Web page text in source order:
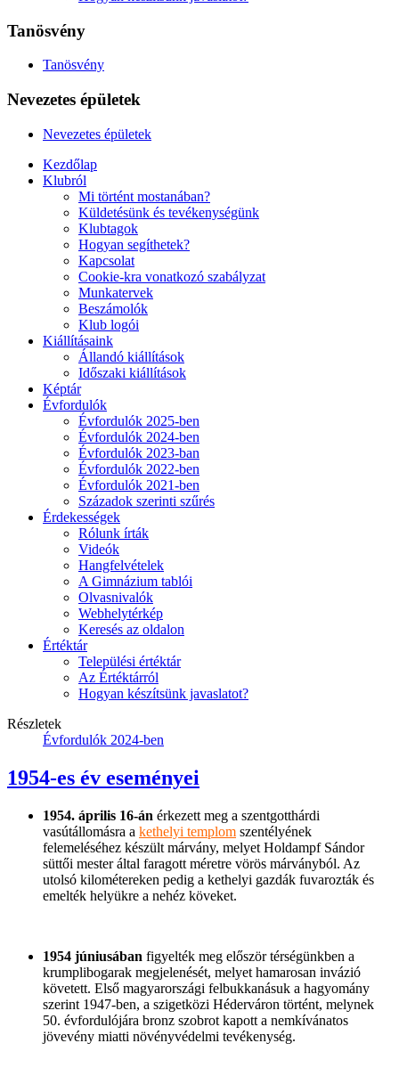
Tanösvény
Tanösvény
Nevezetes épületek
Nevezetes épületek
Kezdőlap
Klubról
Mi történt mostanában?
Küldetésünk és tevékenységünk
Klubtagok
Hogyan segíthetek?
Kapcsolat
Cookie-kra vonatkozó szabályzat
Munkatervek
Beszámolók
Klub logói
Kiállításaink
Állandó kiállítások
Időszaki kiállítások
Képtár
Évfordulók
Évfordulók 2025-ben
Évfordulók 2024-ben
Évfordulók 2023-ban
Évfordulók 2022-ben
Évfordulók 2021-ben
Századok szerinti szűrés
Érdekességek
Rólunk írták
Videók
Hangfelvételek
A Gimnázium tablói
Olvasnivalók
Webhelytérkép
Keresés az oldalon
Értéktár
Települési értéktár
Az Értéktárról
Hogyan készítsünk javaslatot?
Részletek
Évfordulók 2024-ben
1954-es év eseményei
1954. április 16-án érkezett meg a szentgotthárdi
vasútállomásra a kethelyi templom szentélyének
felemeléséhez készült márvány, melyet Holdampf Sándor
süttői mester által faragott méretre vörös márványból. Az
utolsó kilométereken pedig a kethelyi gazdák fuvarozták és
emelték helyükre a nehéz köveket.
1954 júniusában figyelték meg először térségünkben a
krumplibogarak megjelenését, melyet hamarosan invázió
követett. Első magyarországi felbukkanásuk a hagyomány
szerint 1947-ben, a szigetközi Héderváron történt, melynek
50. évfordulójára bronz szobrot kapott a nemkívánatos
jövevény miatti növényvédelmi tevékenység.